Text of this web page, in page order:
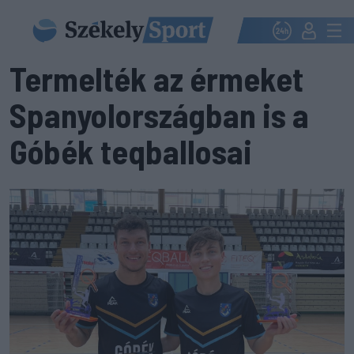
Termelték az érmeket
Spanyolországban is a
Góbék teqballosai